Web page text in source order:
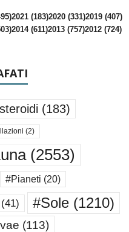
2021 (183)2020 (331)2019 (407)
2014 (611)2013 (757)2012 (724)
(183)
(2)
(2553)
#Pianeti (20)
(41) #Sole (1210)
(113)